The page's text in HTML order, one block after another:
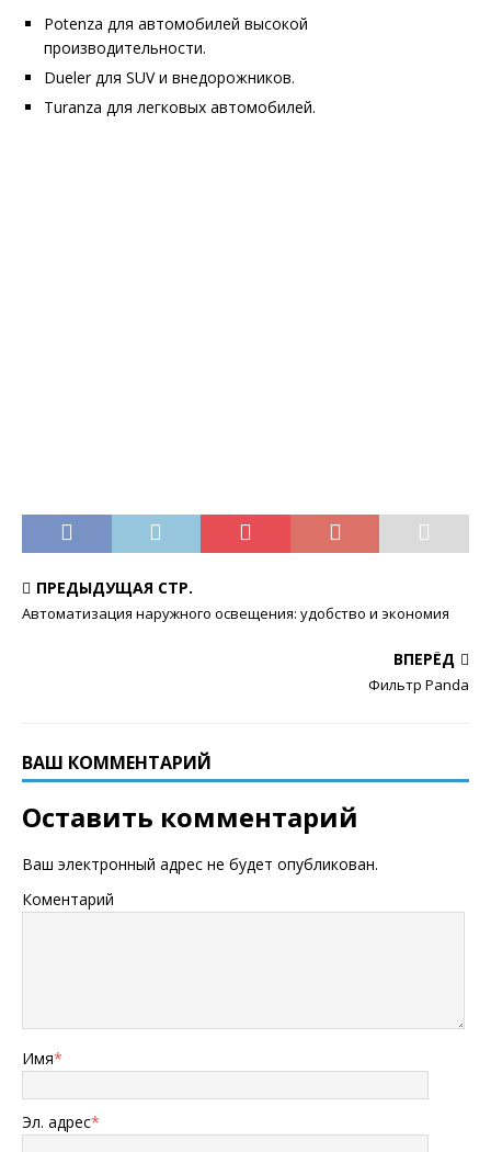
Potenza для автомобилей высокой
производительности.
Dueler для SUV и внедорожников.
Turanza для легковых автомобилей.
ПРЕДЫДУЩАЯ СТР.
Автоматизация наружного освещения: удобство и экономия
ВПЕРЁД
Фильтр Panda
ВАШ КОММЕНТАРИЙ
Оставить комментарий
Ваш электронный адрес не будет опубликован.
Коментарий
Имя*
Эл. адрес*